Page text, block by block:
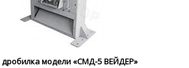
модели «СМД-5 ВЕЙДЕР»